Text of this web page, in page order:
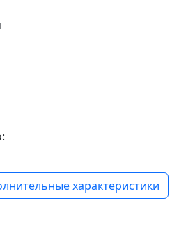
характеристики